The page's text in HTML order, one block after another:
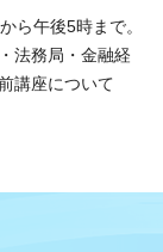
ら午後5時まで。
法務局・金融経
講座について